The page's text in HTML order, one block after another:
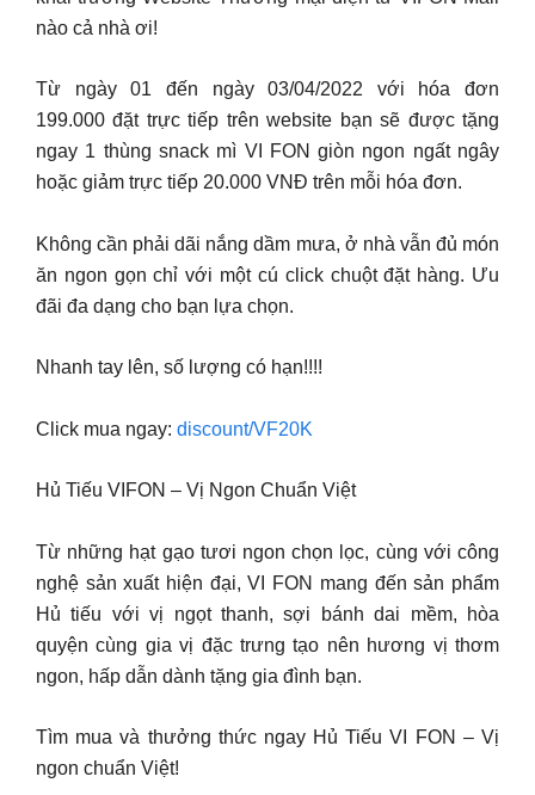
nào cả nhà ơi!
Từ ngày 01 đến ngày 03/04/2022 với hóa đơn
199.000 đặt trực tiếp trên website bạn sẽ được tặng
ngay 1 thùng snack mì VI FON giòn ngon ngất ngây
hoặc giảm trực tiếp 20.000 VNĐ trên mỗi hóa đơn.
Không cần phải dãi nắng dầm mưa, ở nhà vẫn đủ món
ăn ngon gọn chỉ với một cú click chuột đặt hàng. Ưu
đãi đa dạng cho bạn lựa chọn.
Nhanh tay lên, số lượng có hạn!!!!
Click mua ngay: discount/VF20K
Hủ Tiếu VIFON – Vị Ngon Chuẩn Việt
Từ những hạt gạo tươi ngon chọn lọc, cùng với công
nghệ sản xuất hiện đại, VI FON mang đến sản phẩm
Hủ tiếu với vị ngọt thanh, sợi bánh dai mềm, hòa
quyện cùng gia vị đặc trưng tạo nên hương vị thơm
ngon, hấp dẫn dành tặng gia đình bạn.
Tìm mua và thưởng thức ngay Hủ Tiếu VI FON – Vị
ngon chuẩn Việt!